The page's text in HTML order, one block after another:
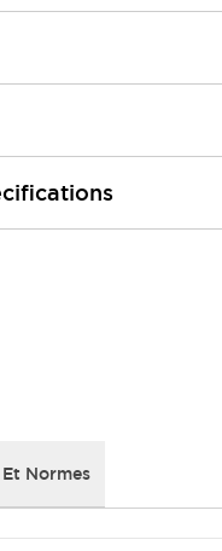
Normes